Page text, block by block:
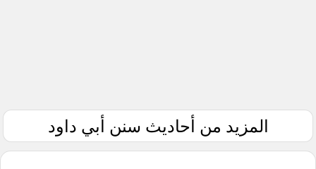
المزيد من أحاديث سنن أبي داود